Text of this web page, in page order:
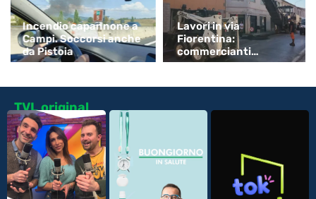
Incendio capannone a
Campi. Soccorsi anche
da Pistoia
Lavori in via
Fiorentina:
commercianti
esasperati
TVL original